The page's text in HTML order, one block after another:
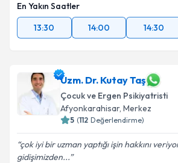
En Yakın Saatler
13:30
14:00 14:30
Uzm. Dr. Kutay Taş
Çocuk ve Ergen Psikiyatristi
Afyonkarahisar, Merkez
5 (112 Değerlendirme)
çok iyi bir uzman yaptığı işin hakkını
gidişimizden...